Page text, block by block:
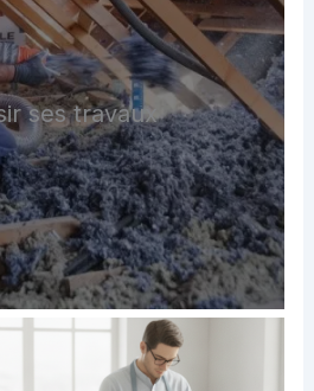
ses travaux